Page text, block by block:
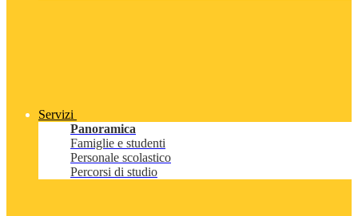
Servizi
Panoramica
Famiglie e studenti
Personale scolastico
Percorsi di studio